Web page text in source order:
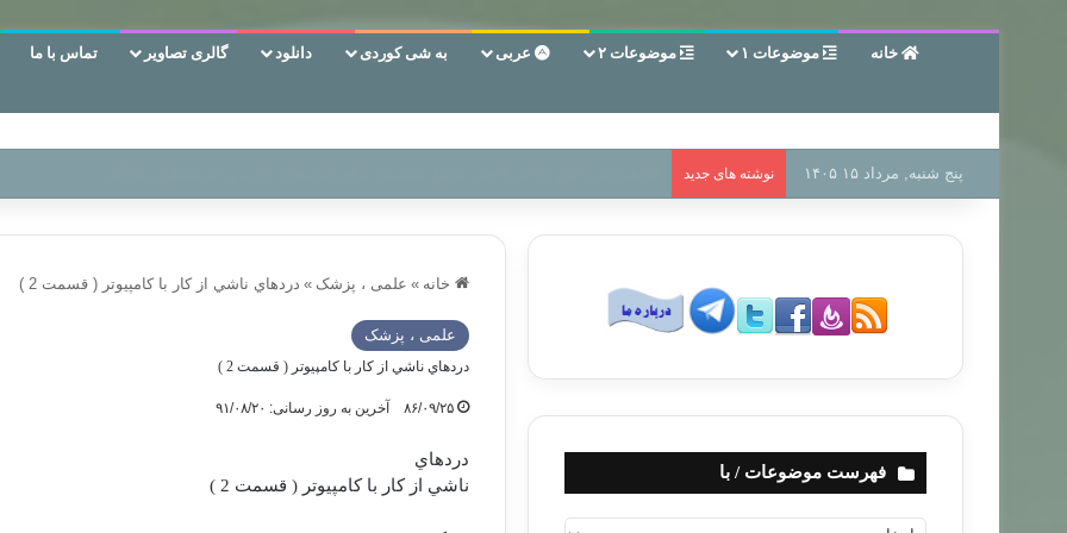
خانه موضوعات ۱ موضوعات ۲ عربی به شی کوردی دانلود گالری تصاویر تماس با ما
پنج شنبه, مرداد ۱۵ ۱۴۰۵ نوشته های جدید
خانه » علمی ، پزشک » دردهاي ناشي از كار با كامپيوتر ( قسمت 2 )
علمی ، پزشک
دردهاي ناشي از كار با كامپيوتر ( قسمت 2 )
۸۶/۰۹/۲۵ آخرین به روز رسانی: ۹۱/۰۸/۲۰
دردهاي
ناشي از كار با كامپيوتر ( قسمت 2 )
فهرست موضوعات / با